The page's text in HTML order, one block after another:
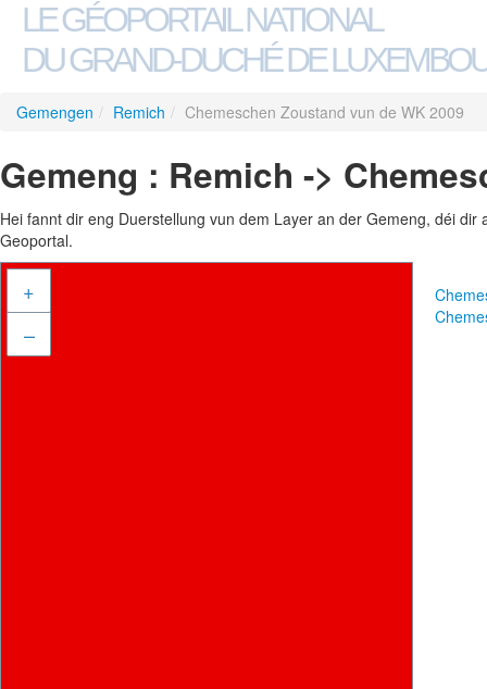
LE GÉOPORTAIL NATIONAL
DU GRAND-DUCHÉ DE
Gemengen / Remich / Chemeschen Zoustand vun de WK 2009
Gemeng : Remich ->
Hei fannt dir eng Duerstellung vun dem Layer an der Gemeng, déi
Geoportal.
+
–